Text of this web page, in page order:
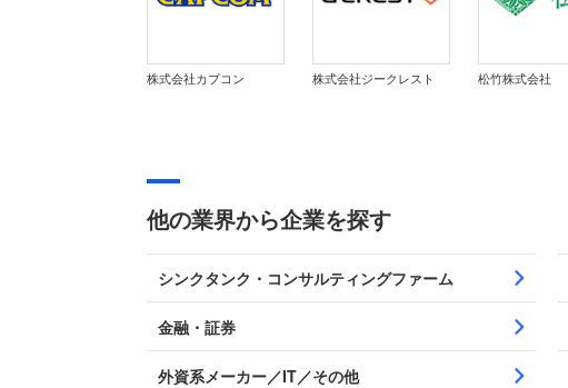
株式会社カプコン 株式会社ジークレスト 松竹株式会社
他の業界から企業を探す
シンクタンク・コンサルティングファーム
金融・証券
外資系メーカー／IT／その他